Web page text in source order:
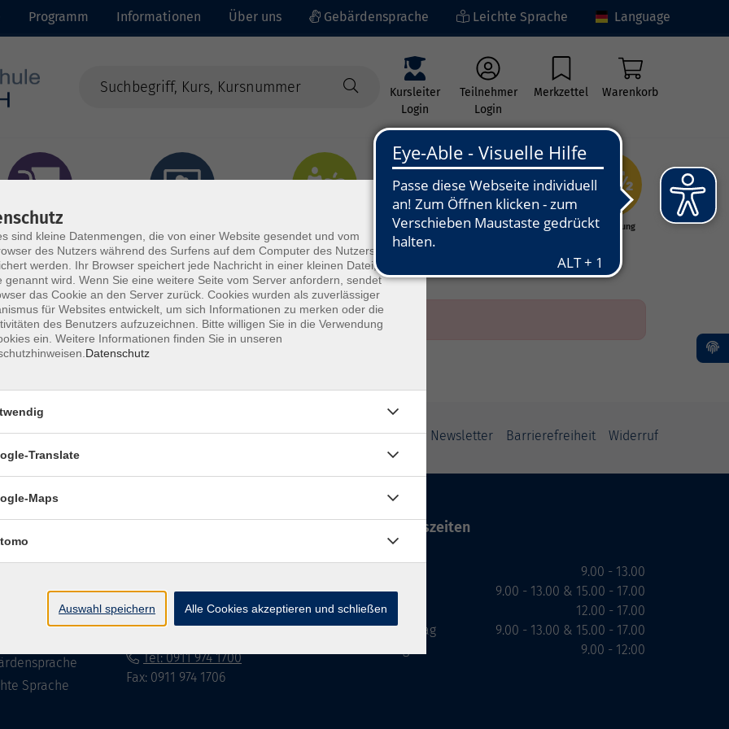
Programm Informationen Über uns Gebärdensprache Leichte Sprache Language
Kursleiter
Login
Teilnehmer
Login
Merkzettel Warenkorb
- Integration
Kunst - Kultur -
Grundbildung
Impressum Datenschutzerklärung AGB Newsletter Barrierefreiheit Widerruf
Sprache
90762 Fürth
info@vhs-fuerth.de
Tel: 0911 974 1700
Fax: 0911 974 1706
Öffnungszeiten
Dienstag
Mittwoch
Donnerstag
9.00 - 13.00
9.00 - 13.00 & 15.00 - 17.00
12.00 - 17.00
9.00 - 13.00 & 15.00 - 17.00
9.00 - 12:00
sind kleine Datenmengen, die von einer Website gesendet und vom
des Nutzers während des Surfens auf dem Computer des Nutzers
werden. Ihr Browser speichert jede Nachricht in einer kleinen Datei, die
genannt wird. Wenn Sie eine weitere Seite vom Server anfordern, sendet
das Cookie an den Server zurück. Cookies wurden als zuverlässiger
für Websites entwickelt, um sich Informationen zu merken oder die
des Benutzers aufzuzeichnen. Bitte willigen Sie in die Verwendung
ein. Weitere Informationen finden Sie in unseren
Datenschutz
×
Translate
Maps
Auswahl speichern Alle Cookies akzeptieren und schließen